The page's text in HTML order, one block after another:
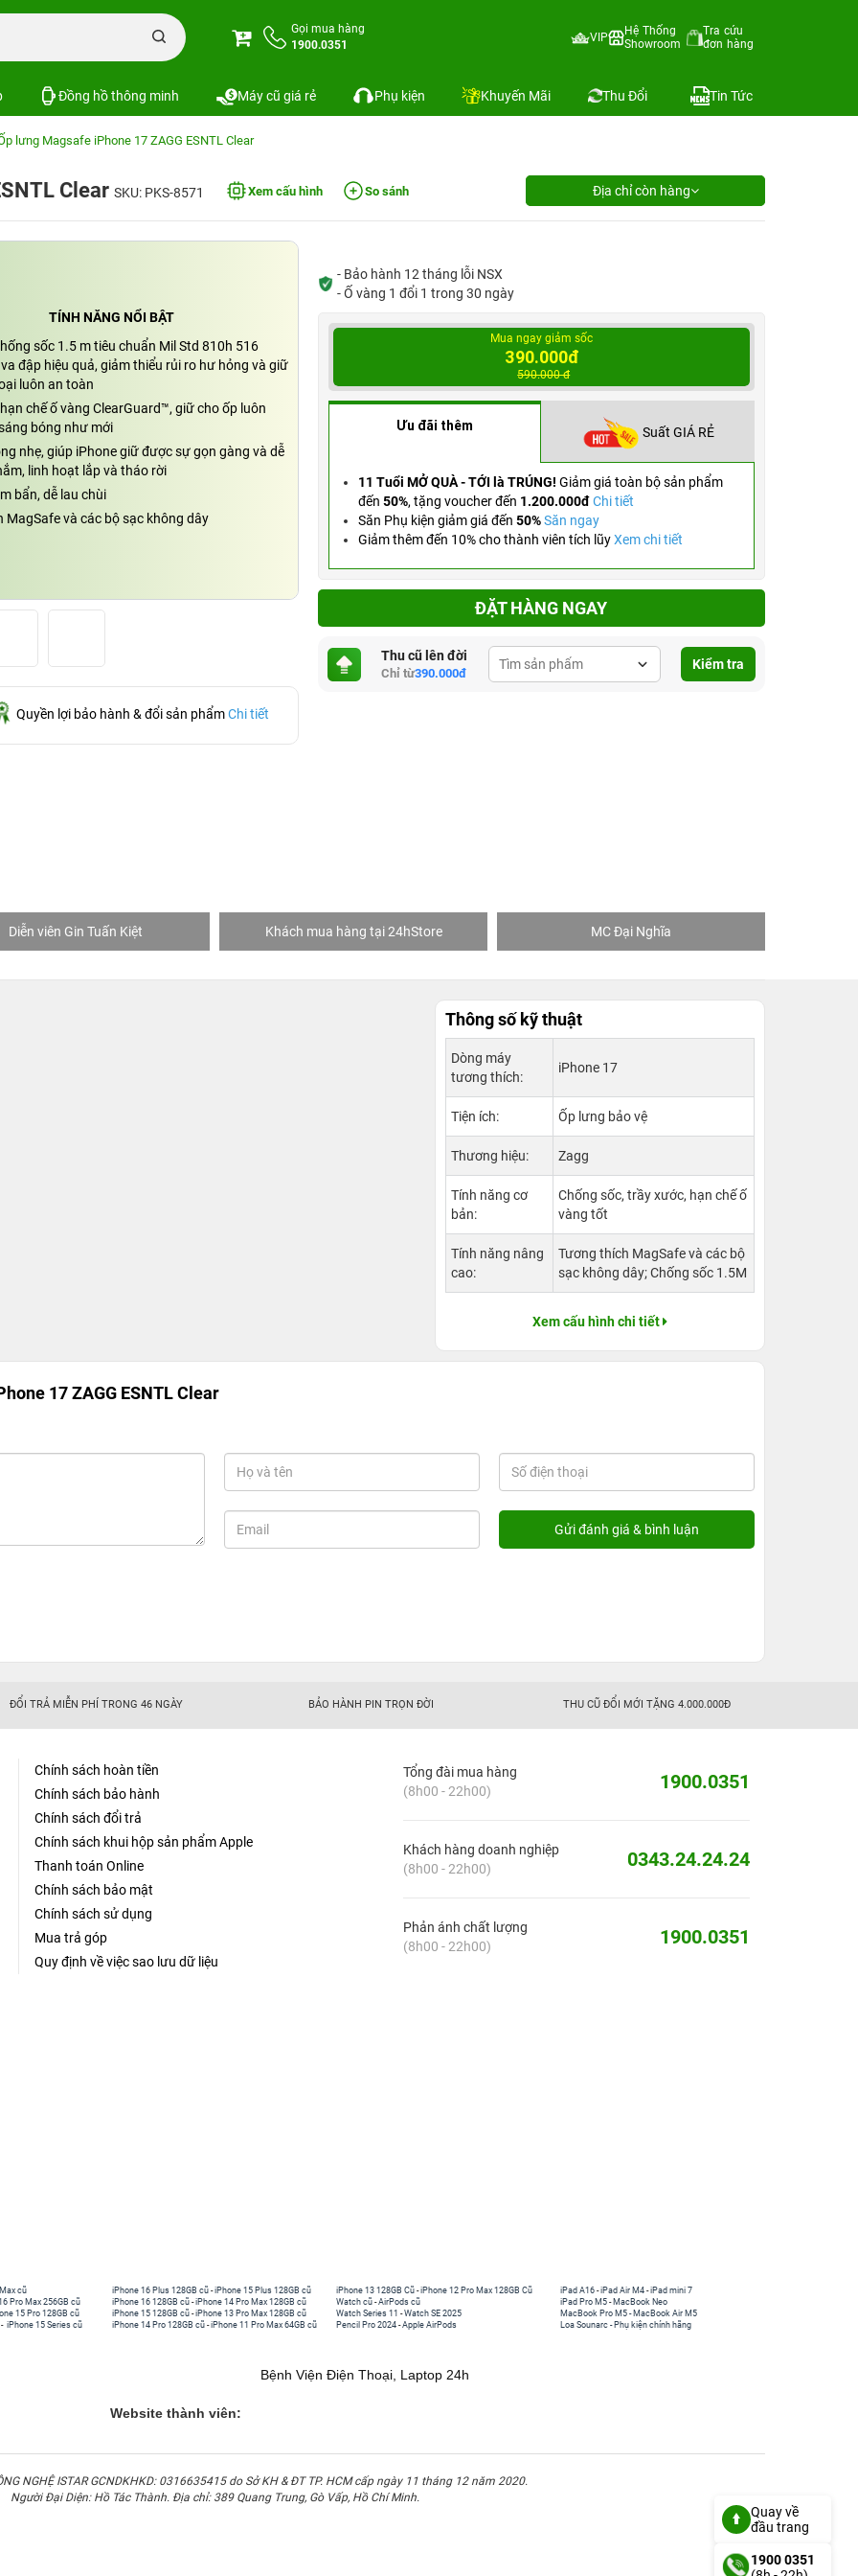
Gọi mua hàng
1900.0351
VIP
Hệ Thống
Showroom
Tra cứu
đơn hàng
Đồng hồ thông minh Máy cũ giá rẻ Phụ kiện Khuyến Mãi Thu Đổi Tin Tức
lưng Magsafe iPhone 17 ZAGG ESNTL Clear
Clear SKU: PKS-8571 Xem cấu hình So sánh Địa chỉ còn hàng
TÍNH NĂNG NỔI BẬT
sốc 1.5 m tiêu chuẩn Mil Std 810h 516
đập hiệu quả, giảm thiểu rủi ro hư hỏng và giữ
luôn an toàn
chế ố vàng ClearGuard™, giữ cho ốp luôn
bóng như mới
nhẹ, giúp iPhone giữ được sự gọn gàng và dễ
linh hoạt lắp và tháo rời
bẩn, dễ lau chùi
MagSafe và các bộ sạc không dây
Quyền lợi bảo hành & đổi sản phẩm Chi tiết
- Bảo hành 12 tháng lỗi NSX
- Ố vàng 1 đổi 1 trong 30 ngày
Mua ngay giảm sốc
390.000đ
590.000 đ
Ưu đãi thêm Suất GIÁ RẺ
11 Tuổi MỞ QUÀ - TỚI là TRÚNG! Giảm giá toàn bộ sản phẩm
đến 50%, tặng voucher đến 1.200.000đ Chi tiết
Săn Phụ kiện giảm giá đến 50% Săn ngay
Giảm thêm đến 10% cho thành viên tích lũyXem chi tiết
ĐẶT HÀNG NGAY
Thu cũ lên đời
Chỉ từ390.000đ
Kiểm tra
Diễn viên Gin Tuấn Kiệt Khách mua hàng tại 24hStore MC Đại Nghĩa
Thông số kỹ thuật
Dòng máy
tương thích:
iPhone 17
Tiện ích: Ốp lưng bảo vệ
Thương hiệu: Zagg
Tính năng cơ
bản:
Chống sốc, trầy xước, hạn chế ố
vàng tốt
Tính năng nâng
cao:
Tương thích MagSafe và các bộ
sạc không dây; Chống sốc 1.5M
Xem cấu hình chi tiết
17 ZAGG ESNTL Clear
ĐỔI TRẢ MIỄN PHÍ TRONG 46 NGÀY BẢO HÀNH PIN TRỌN ĐỜI THU CŨ ĐỔI MỚI TẶNG 4.000.000Đ
Chính sách hoàn tiền
Chính sách bảo hành
Chính sách đổi trả
Chính sách khui hộp sản phẩm Apple
Thanh toán Online
Chính sách bảo mật
Chính sách sử dụng
Mua trả góp
Quy định về việc sao lưu dữ liệu
Tổng đài mua hàng
(8h00 - 22h00)
1900.0351
Khách hàng doanh nghiệp
(8h00 - 22h00)
0343.24.24.24
Phản ánh chất lượng
(8h00 - 22h00)
1900.0351
cũ
Pro Max 256GB cũ
15 Pro 128GB cũ
- iPhone 15 Series cũ
iPhone 16 Plus 128GB cũ -iPhone 15 Plus 128GB cũ
iPhone 16 128GB cũ -iPhone 14 Pro Max 128GB cũ
iPhone 15 128GB cũ -iPhone 13 Pro Max 128GB cũ
iPhone 14 Pro 128GB cũ -iPhone 11 Pro Max 64GB cũ
iPhone 13 128GB Cũ -iPhone 12 Pro Max 128GB Cũ
Watch cũ -AirPods cũ
Watch Series 11 -Watch SE 2025
Pencil Pro 2024 -Apple AirPods
iPad A16 -iPad Air M4 -iPad mini 7
iPad Pro M5 - MacBook Neo
MacBook Pro M5 - MacBook Air M5
Loa Sounarc - Phụ kiện chính hãng
Website thành viên:
Bệnh Viện Điện Thoại, Laptop 24h
NGHỆ ISTAR GCNDKHKD: 0316635415 do Sở KH & ĐT TP. HCM cấp ngày 11 tháng 12 năm 2020.
Người Đại Diện: Hồ Tác Thành. Địa chỉ: 389 Quang Trung, Gò Vấp, Hồ Chí Minh.
Quay về
đầu trang
1900 0351